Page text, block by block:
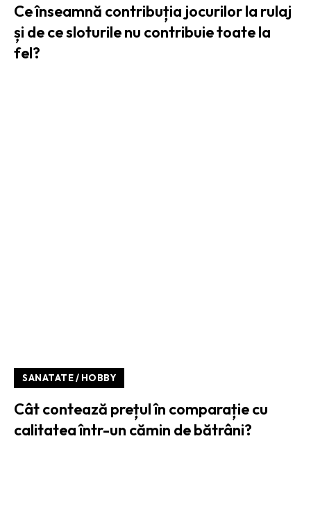
Ce înseamnă contribuția jocurilor la rulaj
și de ce sloturile nu contribuie toate la
fel?
SANATATE / HOBBY
Cât contează prețul în comparație cu
calitatea într-un cămin de bătrâni?